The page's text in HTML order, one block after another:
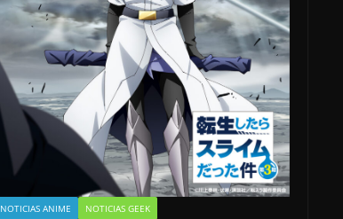
NOTICIAS ANIME NOTICIAS GEEK